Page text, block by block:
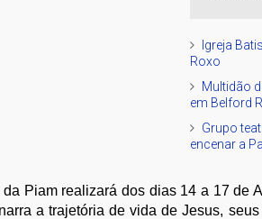
Igreja
Roxo
Multidão
em Belford
Grupo
encenar a
Piam realizará dos dias 14 a 17 de
a trajetória de vida de Jesus,